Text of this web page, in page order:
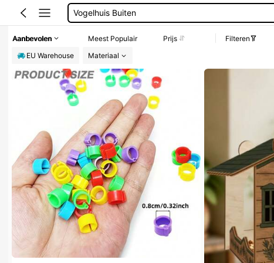
Vogelhuisjes Buiten
Aanbevolen Meest Populair Prijs
Filteren
EU Warehouse
Materiaal